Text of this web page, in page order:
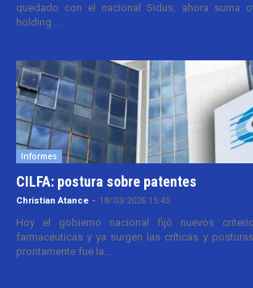
quedado con el nacional Sidus, ahora suma
holding....
Informes
CILFA: postura sobre patentes
Christian Atance - 18/03/2026 15:45
Hoy el gobierno nacional fijó nuevos
farmacéuticas y ya surgen las críticas y
prontamente fue la...